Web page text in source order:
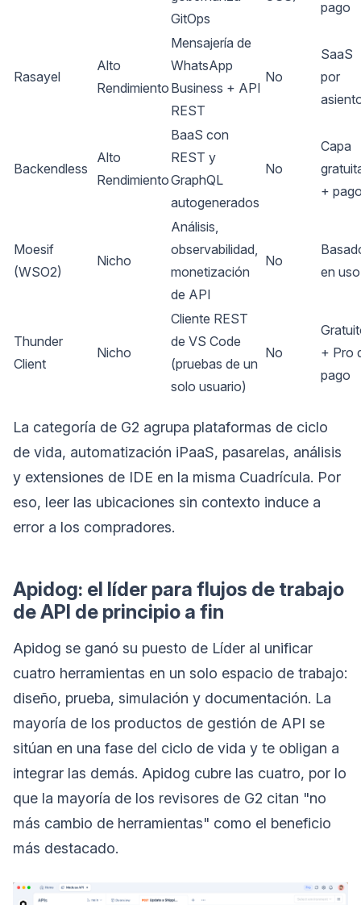
GitOps
pago
Rasayel
Alto
Rendimiento
Mensajería de
WhatsApp
Business + API
REST
No
SaaS
por
Backendless
Alto
Rendimiento
BaaS con
REST y
GraphQL
autogenerados
No
Capa
+
Moesif
(WSO2)
Nicho
Análisis,
observabilidad,
monetización
de API
No
en uso
Thunder
Client
Nicho
Cliente REST
de VS Code
(pruebas de un
solo usuario)
No
+ Pro
pago
La categoría de G2 agrupa plataformas de ciclo
de vida, automatización iPaaS, pasarelas, análisis
y extensiones de IDE en la misma Cuadrícula. Por
eso, leer las ubicaciones sin contexto induce a
error a los compradores.
Apidog: el líder para flujos de trabajo
de API de principio a fin
Apidog se ganó su puesto de Líder al unificar
cuatro herramientas en un solo espacio de trabajo:
diseño, prueba, simulación y documentación. La
mayoría de los productos de gestión de API se
sitúan en una fase del ciclo de vida y te obligan a
integrar las demás. Apidog cubre las cuatro, por lo
que la mayoría de los revisores de G2 citan "no
más cambio de herramientas" como el beneficio
más destacado.